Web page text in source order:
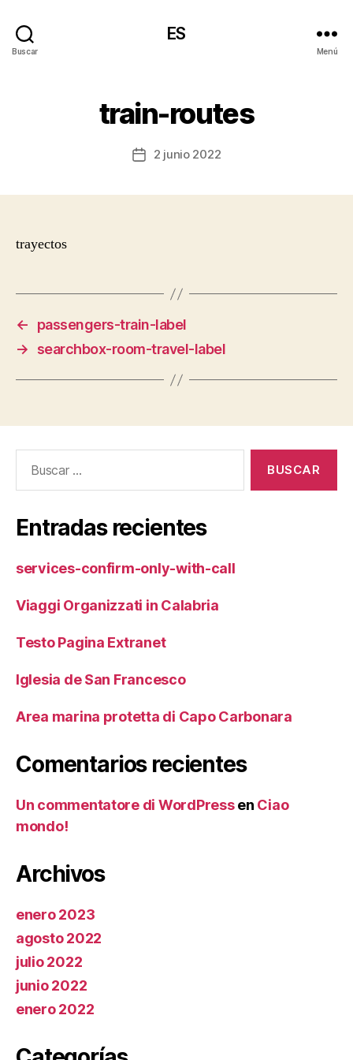
Buscar
ES
Menú
train-routes
Fecha2 junio 2022
trayectos
←
passengers-train-label
→
searchbox-room-travel-label
Entradas recientes
services-confirm-only-with-call
Viaggi Organizzati in Calabria
Testo Pagina Extranet
Iglesia de San Francesco
Area marina protetta di Capo Carbonara
Comentarios recientes
Un commentatore di WordPressen Ciao
mondo!
Archivos
enero 2023
agosto 2022
julio 2022
junio 2022
enero 2022